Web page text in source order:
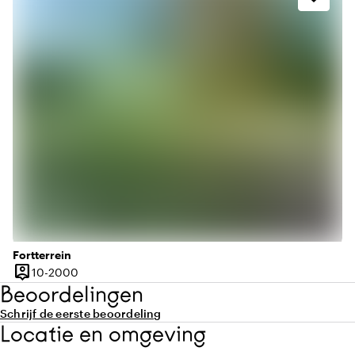
Fortterrein
person_pin
Capaciteit
10-2000
Beoordelingen
Schrijf de eerste beoordeling
Locatie en omgeving